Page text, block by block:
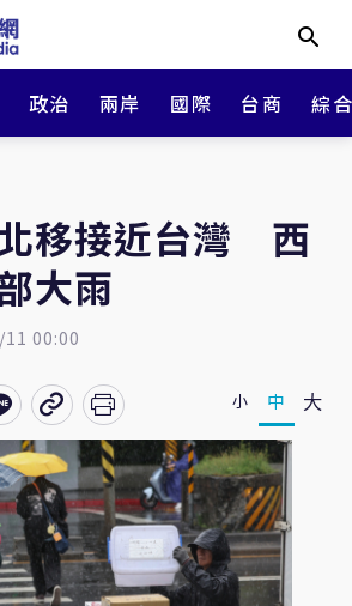
政治 兩岸 國際 台商 綜
移接近台灣 西
大雨
00:00
小 中 大